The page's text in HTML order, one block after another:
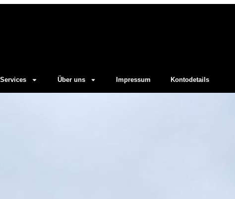
Services Über uns Impressum Kontodetails